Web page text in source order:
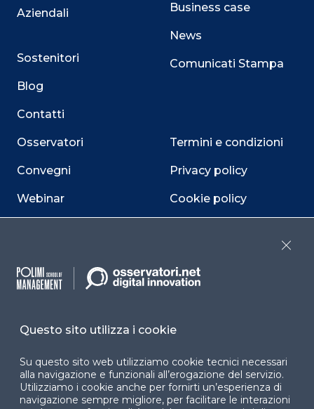
Aziendali
Sostenitori
Blog
Contatti
Osservatori
Convegni
Webinar
Business case
News
Comunicati Stampa
Termini e condizioni
Privacy policy
Cookie policy
accessibilità
Facebook LinkedIn
Questo sito utilizza i cookie
Su questo sito web utilizziamo cookie tecnici necessari
alla navigazione e funzionali all’erogazione del servizio.
Utilizziamo i cookie anche per fornirti un’esperienza di
navigazione sempre migliore, per facilitare le interazioni